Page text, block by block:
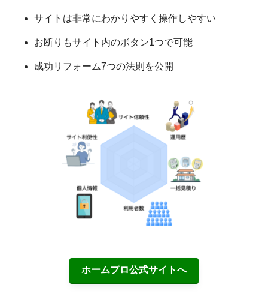
サイトは非常にわかりやすく操作しやすい
お断りもサイト内のボタン1つで可能
成功リフォーム7つの法則を公開
ホームプロ公式サイトへ